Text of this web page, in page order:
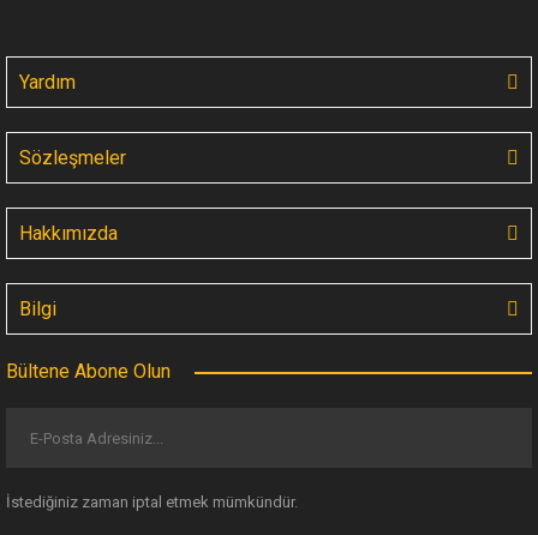
Yardım
Sözleşmeler
Hakkımızda
Bilgi
Bültene Abone Olun
İstediğiniz zaman iptal etmek mümkündür.